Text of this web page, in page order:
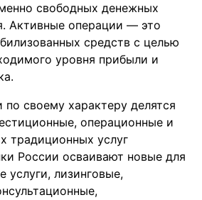
свободных денежных
Активные операции — это
средств с целью
уровня прибыли и
по своему характеру делятся
операционные и
традиционных услуг
России осваивают новые для
услуги, лизинговые,